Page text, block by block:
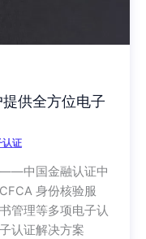
供全方位电子
认证
——中国金融认证中
身份核验服
管理等多项电子认
认证解决方案